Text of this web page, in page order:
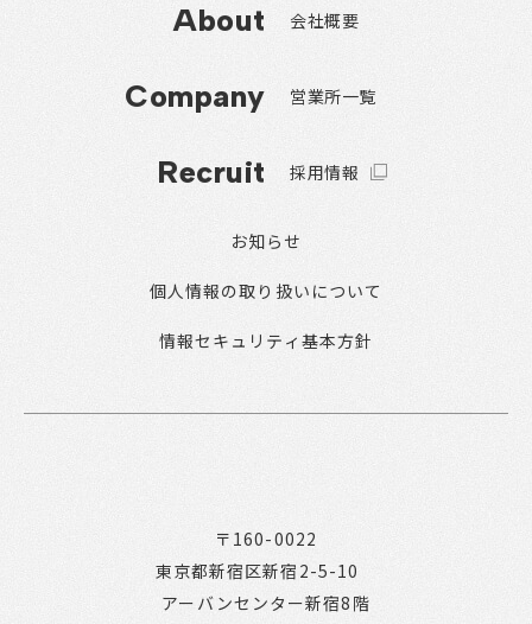
〒160-0022
東京都新宿区新宿2-5-10
アーバンセンター新宿8階
About 会社概要
Company 営業所一覧
Recruit 採用情報
お知らせ
個人情報の取り扱いについて
情報セキュリティ基本方針